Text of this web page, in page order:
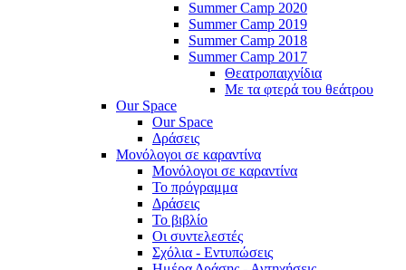
Summer Camp 2020
Summer Camp 2019
Summer Camp 2018
Summer Camp 2017
Θεατροπαιχνίδια
Με τα φτερά του θεάτρου
Our Space
Our Space
Δράσεις
Μονόλογοι σε καραντίνα
Μονόλογοι σε καραντίνα
Το πρόγραμμα
Δράσεις
Το βιβλίο
Οι συντελεστές
Σχόλια - Εντυπώσεις